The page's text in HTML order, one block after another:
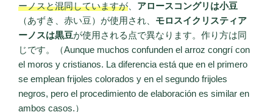
ーノスと混同していますが
アロースコングリは小豆
（あずき、赤い豆）が使用され、 モロスイクリスティア
ーノスは黒豆が使用される点で異なります。作り方は同
じです。（Aunque muchos confunden el arroz congrí con
el moros y cristianos. La diferencia está que en el primero
se emplean frijoles colorados y en el segundo frijoles
negros, pero el procedimiento de elaboración es similar en
ambos casos.）